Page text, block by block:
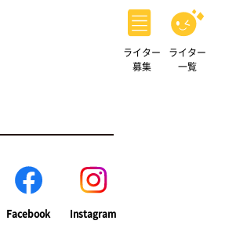
ライター
募集
ライター
一覧
Facebook Instagram